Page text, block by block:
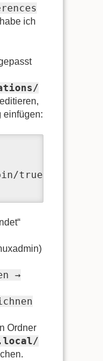
habe ich
editieren,
einfügen:
truecrypt
→
Ordner
.local/